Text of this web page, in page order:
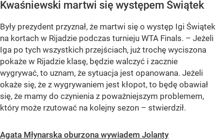
Kwaśniewski martwi się występem Świątek
Były prezydent przyznał, że martwi się o występ Igi Świątek
na kortach w Rijadzie podczas turnieju WTA Finals. – Jeżeli
Iga po tych wszystkich przejściach, już trochę wyciszona
pokaże w Rijadzie klasę, będzie walczyć i zacznie
wygrywać, to uznam, że sytuacja jest opanowana. Jeżeli
okaże się, że z wygrywaniem jest kłopot, to będę obawiał
się, że mamy do czynienia z poważniejszym problemem,
który może rzutować na kolejny sezon – stwierdził.
Agata Młynarska oburzona wywiadem Jolanty